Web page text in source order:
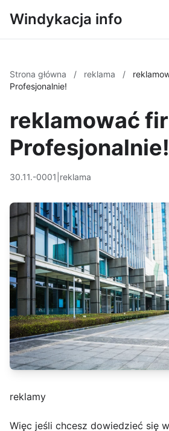
Windykacja info
Strona główna / reklama /
Profesjonalnie!
reklamować
Profesjonalnie!
30.11.-0001 reklama
reklamy
Więc jeśli chcesz dowiedzieć się w